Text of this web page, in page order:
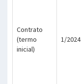
Contrato
(termo
inicial)
1/2024